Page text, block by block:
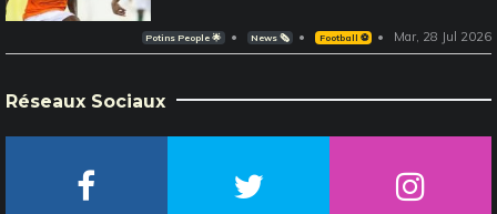
Potins People 🌟 News 🗞️ Football ⚽️ Mar, 28 Jul 2026
Réseaux Sociaux